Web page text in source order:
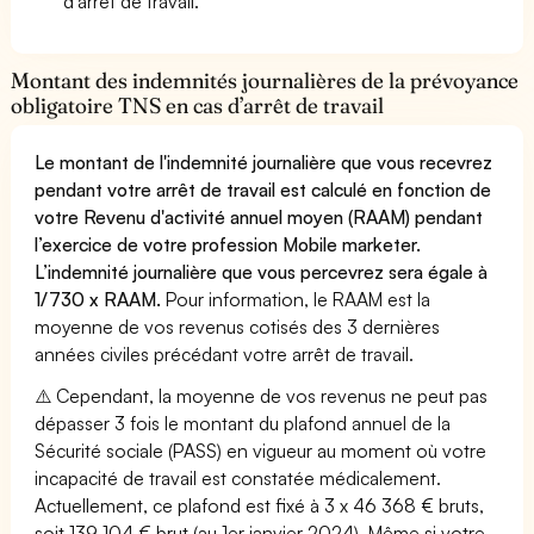
Montant des indemnités journalières de la prévoyance
obligatoire TNS en cas d’arrêt de travail
Le montant de l'indemnité journalière que vous recevrez
pendant votre arrêt de travail est calculé en fonction de
votre Revenu d'activité annuel moyen (RAAM) pendant
l’exercice de votre profession Mobile marketer.
L’indemnité journalière que vous percevrez sera égale à
1/730 x RAAM. Pour information, le RAAM est la
moyenne de vos revenus cotisés des 3 dernières
années civiles précédant votre arrêt de travail.
⚠️ Cependant, la moyenne de vos revenus ne peut pas
dépasser 3 fois le montant du plafond annuel de la
Sécurité sociale (PASS) en vigueur au moment où votre
incapacité de travail est constatée médicalement.
Actuellement, ce plafond est fixé à 3 x 46 368 € bruts,